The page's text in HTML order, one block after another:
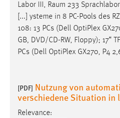
Labor III, Raum 233
[...] ysteme in 8 PC-Pools des
108: 13 PCs (Dell OptiPlex
GB, DVD/CD-RW, Floppy); 17“
PCs (Dell OptiPlex GX270, P4
[PDF] Nutzung von
verschiedene Situation in
Relevance: